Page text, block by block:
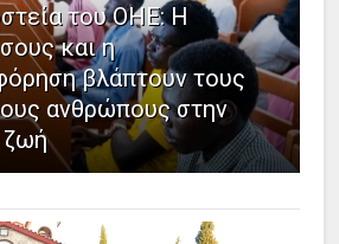
του ΟΗΕ: Η
και η
βλάπτουν τους
ανθρώπους στην
ζωή